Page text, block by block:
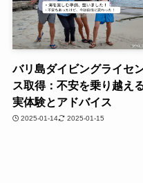
バリ島ダイビングライセ
ス取得：不安を乗り越え
実体験とアドバイス
2025-01-14 2025-01-15